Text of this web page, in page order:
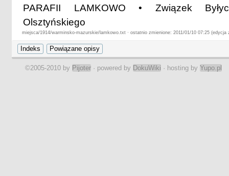
PARAFII LAMKOWO • Związek
Olsztyńskiego
miejsca/1914/warminsko-mazurskie/lamkowo.txt · ostatnio zmienione: 2011/01/10 07:25 (edycja
©2005-2010 by Pijoter · powered by DokuWiki · hosting by Yupo.pl